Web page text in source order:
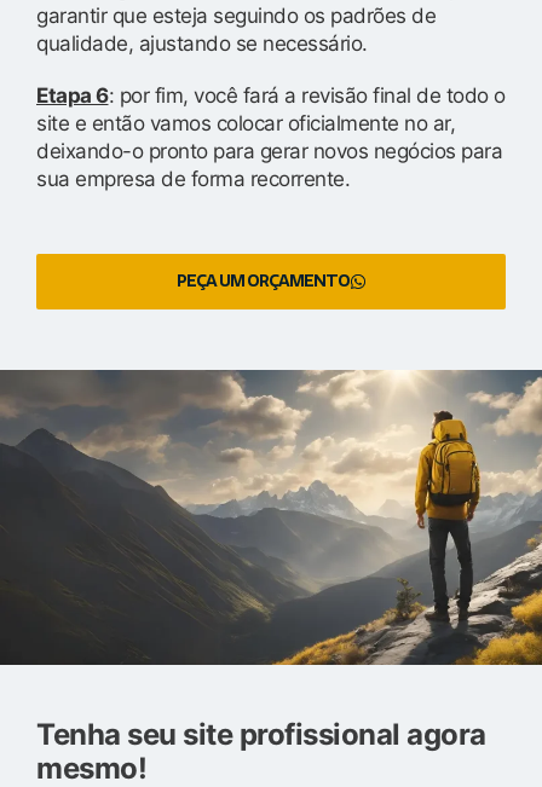
garantir que esteja seguindo os padrões de
qualidade, ajustando se necessário.
Etapa 6: por fim, você fará a revisão final de todo o
site e então vamos colocar oficialmente no ar,
deixando-o pronto para gerar novos negócios para
sua empresa de forma recorrente.
PEÇA UM ORÇAMENTO
Tenha seu site profissional agora
mesmo!